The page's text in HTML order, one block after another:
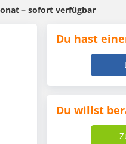
– sofort verfügbar
Du hast
Du willst